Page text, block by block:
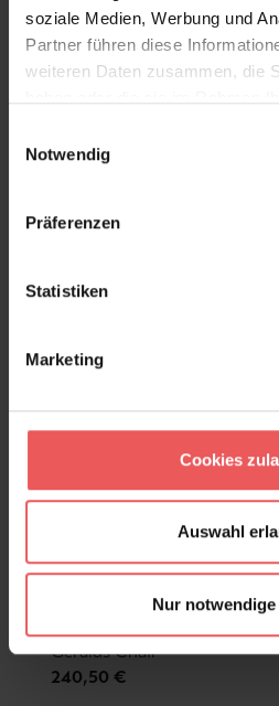
soziale Medien, Werbung und
Partner führen diese
weiteren Daten zusammen, die
Notwendig
Präferenzen
Statistiken
Marketing
Cookies
Auswahl
Nur
Geralds Chair
240,50 €